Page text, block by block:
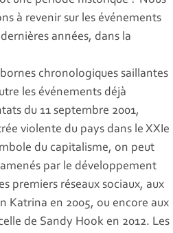
à revenir sur les événements
années, dans la
chronologiques saillantes
les événements déjà
du 11 septembre 2001,
violente du pays dans le XXIe
du capitalisme, on peut
par le développement
premiers réseaux sociaux, aux
Katrina en 2005, ou encore aux
de Sandy Hook en 2012. Les